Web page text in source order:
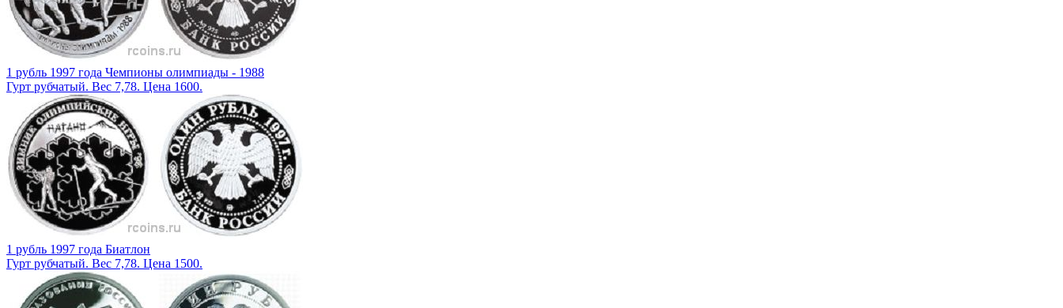
1 рубль 1997 года Чемпионы олимпиады - 1988
Гурт рубчатый. Вес 7,78. Цена 1600.
1 рубль 1997 года Биатлон
Гурт рубчатый. Вес 7,78. Цена 1500.